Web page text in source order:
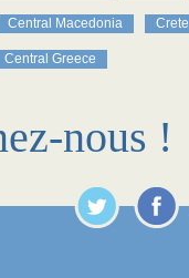
Central Macedonia Crete
Central Greece
nous !